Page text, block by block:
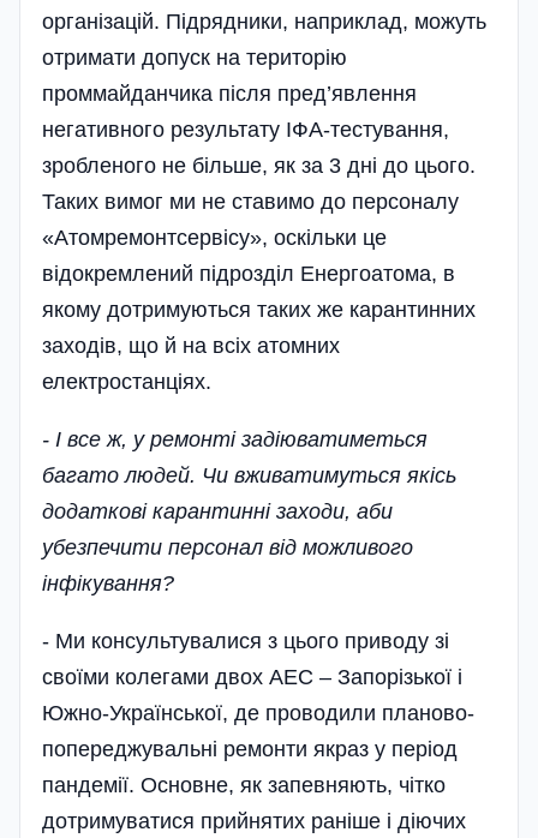
організацій. Підрядники, наприклад, можуть
отримати допуск на територію
проммайданчика після пред’явлення
негативного результату ІФА-тестування,
зробленого не більше, як за 3 дні до цього.
Таких вимог ми не ставимо до персоналу
«Атомремонтсервісу», оскільки це
відокремлений підрозділ Енергоатома, в
якому дотримуються таких же карантинних
заходів, що й на всіх атомних
електростанціях.
- І все ж, у ремонті задіюватиметься
багато людей. Чи вживатимуться якісь
додаткові карантинні заходи, аби
убезпечити персонал від можливого
інфікування?
- Ми консультувалися з цього приводу зі
своїми колегами двох АЕС – Запорізької і
Южно-Української, де проводили планово-
попереджувальні ремонти якраз у період
пандемії. Основне, як запевняють, чітко
дотримуватися прийнятих раніше і діючих